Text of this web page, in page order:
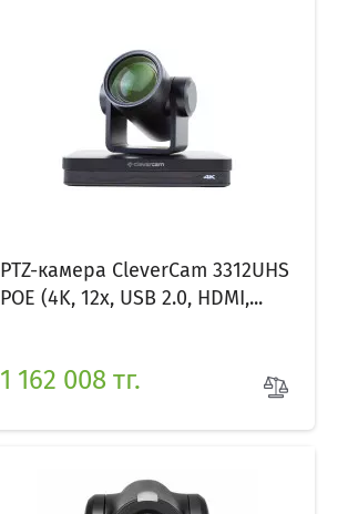
PTZ-камера CleverCam 3312UHS
POE (4K, 12x, USB 2.0, HDMI,...
1 162 008 тг.